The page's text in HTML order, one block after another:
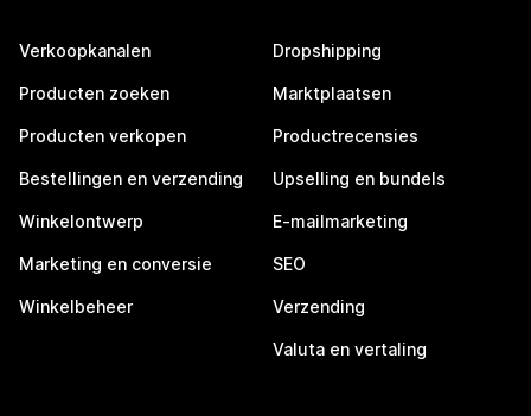
Verkoopkanalen
Producten zoeken
Producten verkopen
Bestellingen en verzending
Winkelontwerp
Marketing en conversie
Winkelbeheer
Dropshipping
Marktplaatsen
Productrecensies
Upselling en bundels
E-mailmarketing
SEO
Verzending
Valuta en vertaling